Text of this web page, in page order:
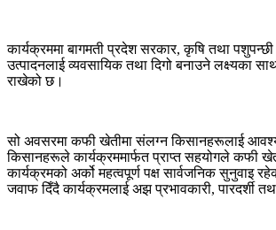
कार्यक्रममा बागमती प्रदेश सरकार, कृषि तथा
उत्पादनलाई व्यवसायिक तथा दिगो बनाउने लक्ष्यका
राखेको छ।
सो अवसरमा कफी खेतीमा संलग्न किसानहरूलाई
किसानहरूले कार्यक्रममार्फत प्राप्त सहयोगले कफी
कार्यक्रमको अर्को महत्वपूर्ण पक्ष सार्वजनिक
जवाफ दिँदै कार्यक्रमलाई अझ प्रभावकारी, पारदर्शी